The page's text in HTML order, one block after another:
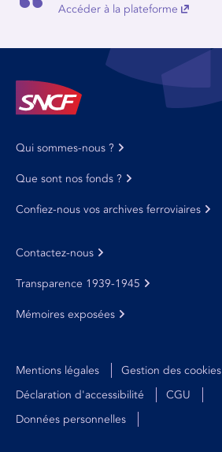
Accéder à la plateforme
Qui sommes-nous ?
Que sont nos fonds ?
Confiez-nous vos archives ferroviaires
Contactez-nous
Transparence 1939-1945
Mémoires exposées
Mentions légales
Gestion des cookies
Déclaration d'accessibilité
CGU
Données personnelles